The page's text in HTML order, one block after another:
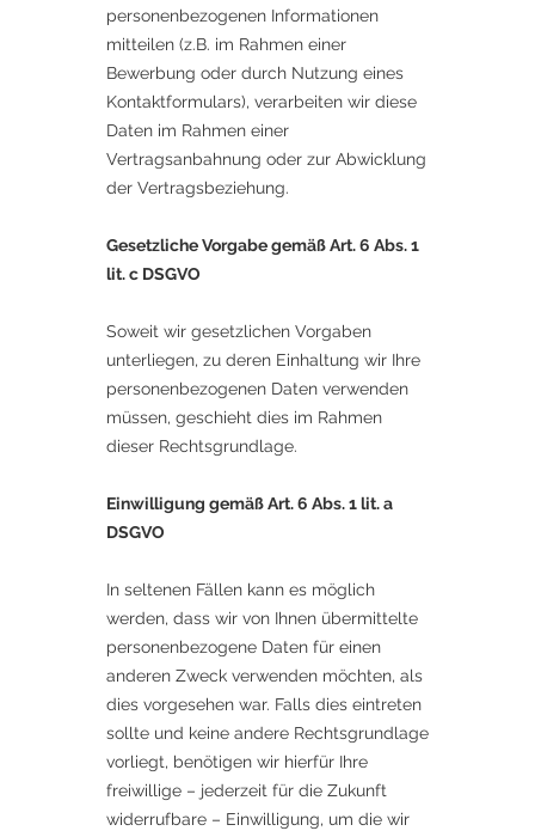
personenbezogenen Informationen
mitteilen (z.B. im Rahmen einer
Bewerbung oder durch Nutzung eines
Kontaktformulars), verarbeiten wir diese
Daten im Rahmen einer
Vertragsanbahnung oder zur Abwicklung
der Vertragsbeziehung.
Gesetzliche Vorgabe gemäß Art. 6 Abs. 1
lit. c DSGVO​
Soweit wir gesetzlichen Vorgaben
unterliegen, zu deren Einhaltung wir Ihre
personenbezogenen Daten verwenden
müssen, geschieht dies im Rahmen
dieser Rechtsgrundlage.
Einwilligung gemäß Art. 6 Abs. 1 lit. a
DSGVO​
In seltenen Fällen kann es möglich
werden, dass wir von Ihnen übermittelte
personenbezogene Daten für einen
anderen Zweck verwenden möchten, als
dies vorgesehen war. Falls dies eintreten
sollte und keine andere Rechtsgrundlage
vorliegt, benötigen wir hierfür Ihre
freiwillige – jederzeit für die Zukunft
widerrufbare – Einwilligung, um die wir